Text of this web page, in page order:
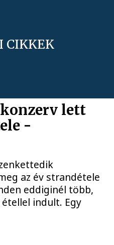
CIKKEK
lett
-
az év strandétele
eddiginél több,
indult. Egy